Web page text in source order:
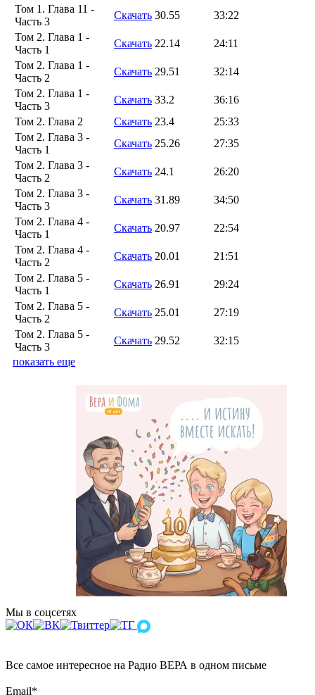
Том 1. Глава 11 -
Часть 3
Скачать 30.55
33:22
Том 2. Глава 1 -
Часть 1
Скачать 22.14
24:11
Том 2. Глава 1 -
Часть 2
Скачать 29.51
32:14
Том 2. Глава 1 -
Часть 3
Скачать 33.2
36:16
Том 2. Глава 2
Скачать 23.4
25:33
Том 2. Глава 3 -
Часть 1
Скачать 25.26
27:35
Том 2. Глава 3 -
Часть 2
Скачать 24.1
26:20
Том 2. Глава 3 -
Часть 3
Скачать 31.89
34:50
Том 2. Глава 4 -
Часть 1
Скачать 20.97
22:54
Том 2. Глава 4 -
Часть 2
Скачать 20.01
21:51
Том 2. Глава 5 -
Часть 1
Скачать 26.91
29:24
Том 2. Глава 5 -
Часть 2
Скачать 25.01
27:19
Том 2. Глава 5 -
Часть 3
Скачать 29.52
32:15
показать еще
Мы в соцсетях
Все самое интересное на Радио ВЕРА в одном письме
Email*